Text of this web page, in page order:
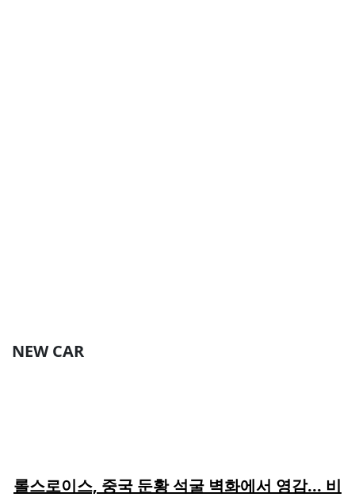
NEW CAR
롤스로이스, 중국 둔황 석굴 벽화에서 영감... 비